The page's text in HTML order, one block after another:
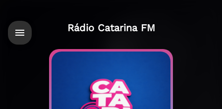
Rádio Catarina FM